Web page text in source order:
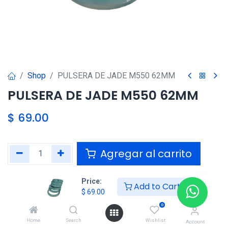
Price:
$ 69.00 Add to Cart
Home Search
0
Wishlist Account
Shop PULSERA DE JADE M550 62MM
PULSERA DE JADE M550 62MM
$ 69.00
Agregar al carrito
Agregar a la lista de deseos
Compartir :